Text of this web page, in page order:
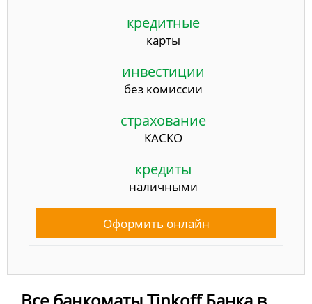
кредитные
карты
инвестиции
без комиссии
страхование
КАСКО
кредиты
наличными
Оформить онлайн